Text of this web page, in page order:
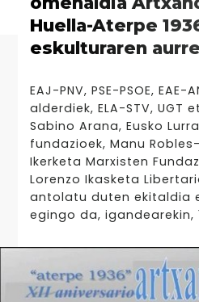
Huella-Aterpe
eskulturaren
EAJ-PNV, PSE-PSOE, EAE-
alderdiek, ELA-STV, UGT
Sabino Arana, Eusko
fundazioek, Manu
Ikerketa Marxisten
Lorenzo Ikasketa
antolatu duten ekitaldia
egingo da, igandearekin,